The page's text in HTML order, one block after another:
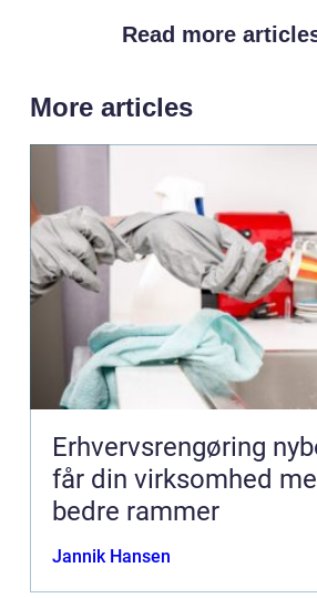
Read more
More articles
Erhvervsrengøring nyborg
får din virksomhed
bedre rammer
Jannik Hansen